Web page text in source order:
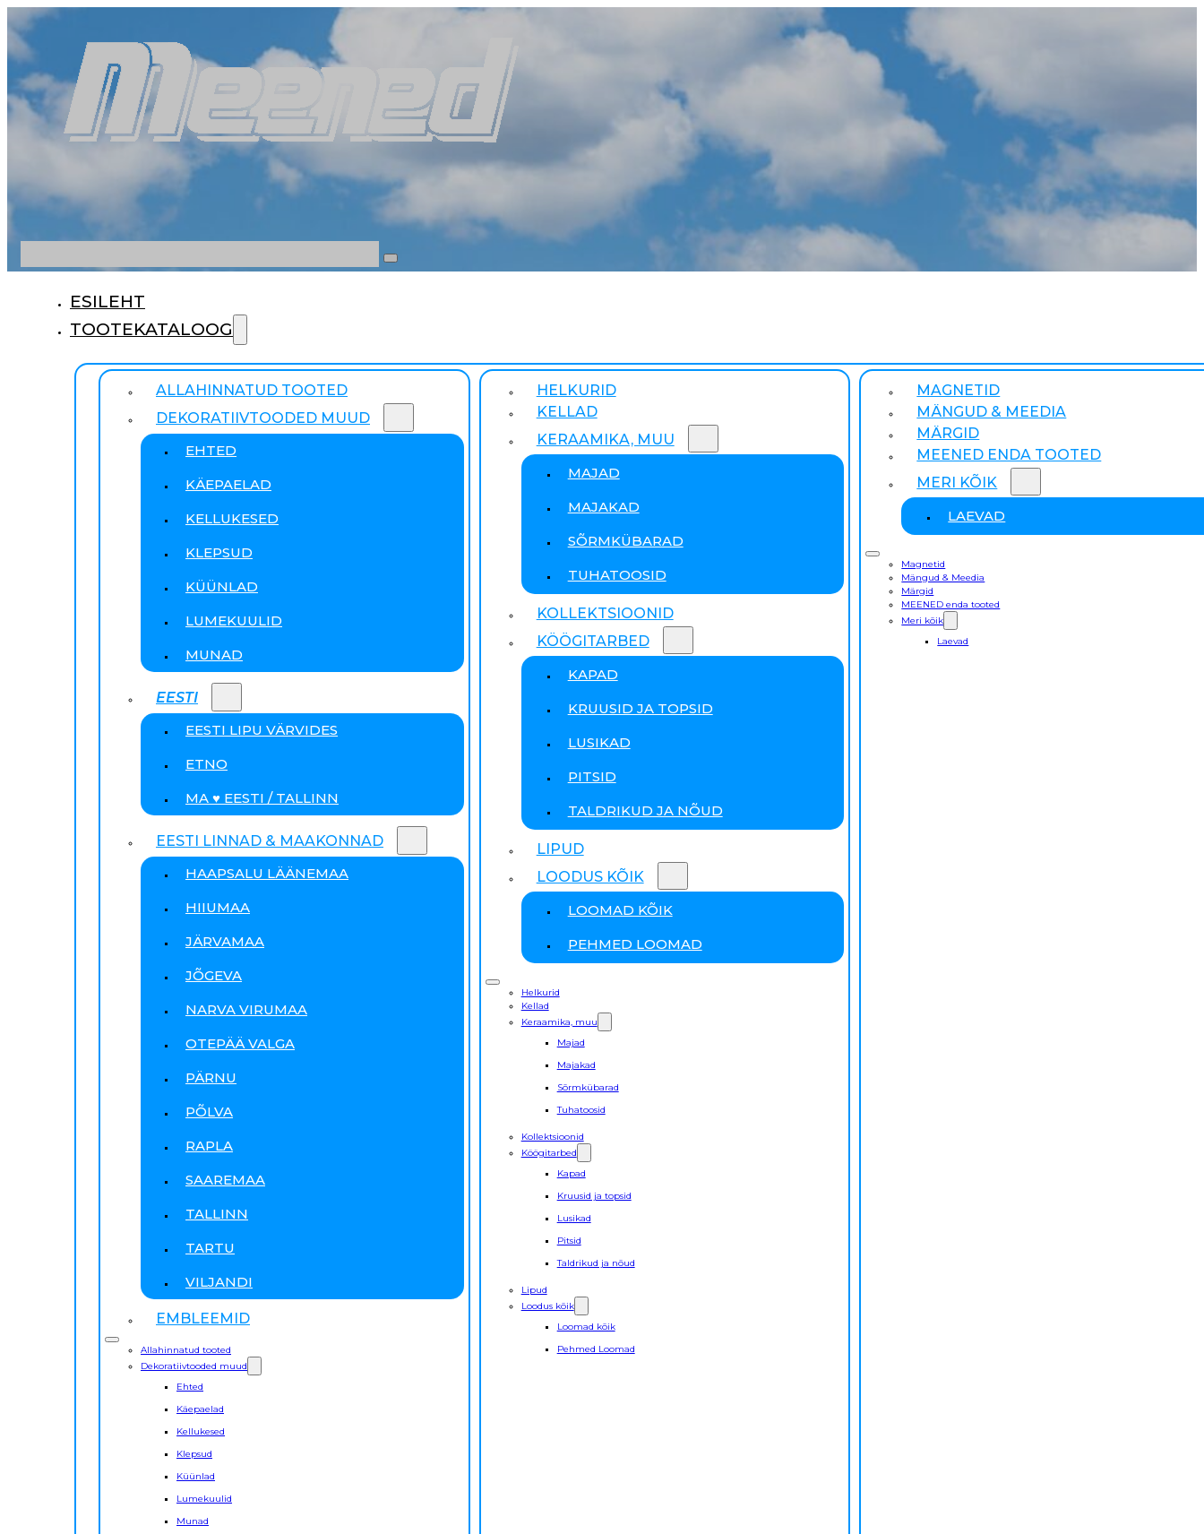
ESILEHT
TOOTEKATALOOG
ALLAHINNATUD TOOTED
DEKORATIIVTOODED MUUD
EHTED
KÄEPAELAD
KELLUKESED
KLEPSUD
KÜÜNLAD
LUMEKUULID
MUNAD
EESTI
EESTI LIPU VÄRVIDES
ETNO
MA ♥ EESTI / TALLINN
EESTI LINNAD & MAAKONNAD
HAAPSALU LÄÄNEMAA
HIIUMAA
JÄRVAMAA
JÕGEVA
NARVA VIRUMAA
OTEPÄÄ VALGA
PÄRNU
PÕLVA
RAPLA
SAAREMAA
TALLINN
TARTU
VILJANDI
EMBLEEMID
Allahinnatud tooted
Dekoratiivtooded muud
Ehted
Käepaelad
Kellukesed
Klepsud
Küünlad
Lumekuulid
Munad
HELKURID
KELLAD
KERAAMIKA, MUU
MAJAD
MAJAKAD
SÕRMKÜBARAD
TUHATOOSID
KOLLEKTSIOONID
KÖÖGITARBED
KAPAD
KRUUSID JA TOPSID
LUSIKAD
PITSID
TALDRIKUD JA NÕUD
LIPUD
LOODUS KÕIK
LOOMAD KÕIK
PEHMED LOOMAD
Helkurid
Kellad
Keraamika, muu
Majad
Majakad
Sõrmkübarad
Tuhatoosid
Kollektsioonid
Köögitarbed
Kapad
Kruusid ja topsid
Lusikad
Pitsid
Taldrikud ja nõud
Lipud
Loodus kõik
Loomad kõik
Pehmed Loomad
MAGNETID
MÄNGUD & MEEDIA
MÄRGID
MEENED ENDA TOOTED
MERI KÕIK
LAEVAD
Magnetid
Mängud & Meedia
Märgid
MEENED enda tooted
Meri kõik
Laevad